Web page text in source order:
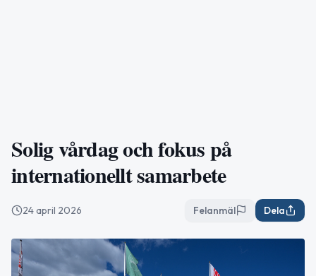
Solig vårdag och fokus på
internationellt samarbete
24 april 2026 Felanmäl Dela